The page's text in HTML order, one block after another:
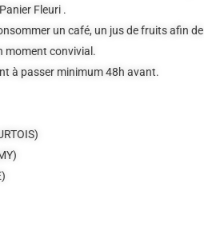
Fleuri .
un café, un jus de fruits afin de
moment convivial.
à passer minimum 48h avant.